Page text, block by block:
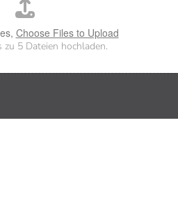
Choose Files to Upload
zu 5 Dateien hochladen.